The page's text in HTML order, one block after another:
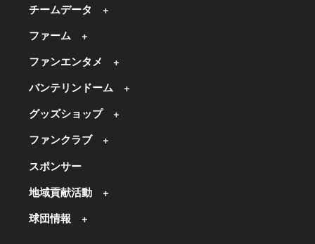
チームデータ
ファーム
ファンエンタメ
バンテリンドーム
グッズショップ
ファンクラブ
スポンサー
地域貢献活動
球団情報